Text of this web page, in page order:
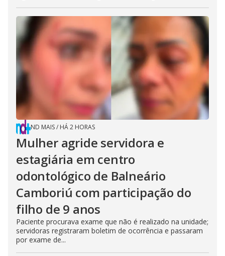
ND MAIS/ HÁ 2 HORAS
Mulher agride servidora e
estagiária em centro
odontológico de Balneário
Camboriú com participação do
filho de 9 anos
Paciente procurava exame que não é realizado na unidade;
servidoras registraram boletim de ocorrência e passaram
por exame de...